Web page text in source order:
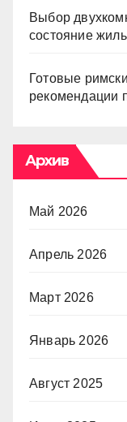
Выбор
состояние
Готовые
рекомендации
Архив
Май 2026
Апрель 2026
Март 2026
Январь 2026
Август 2025